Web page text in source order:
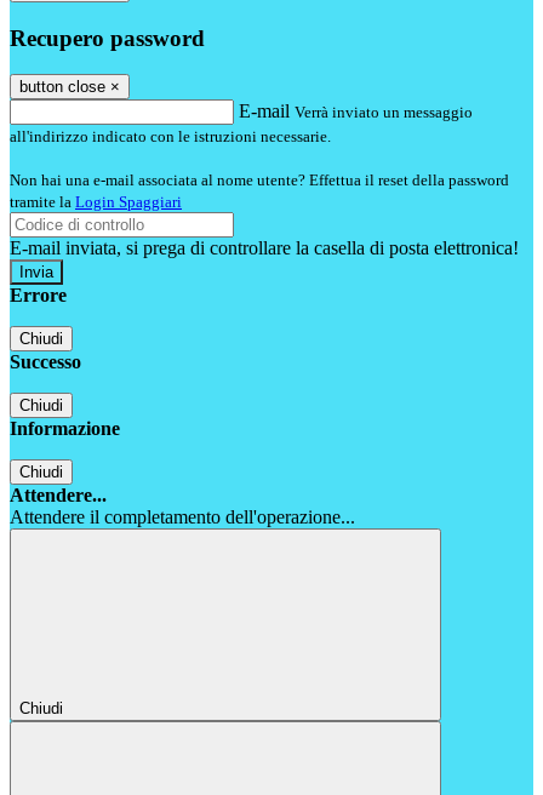
Recupero password
button close ×
E-mail Verrà inviato un messaggio
all'indirizzo indicato con le istruzioni necessarie.
Non hai una e-mail associata al nome utente? Effettua il reset della password
tramite la Login Spaggiari
E-mail inviata, si prega di controllare la casella di posta elettronica!
Errore
Chiudi
Successo
Chiudi
Informazione
Chiudi
Attendere...
Attendere il completamento dell'operazione...
Chiudi